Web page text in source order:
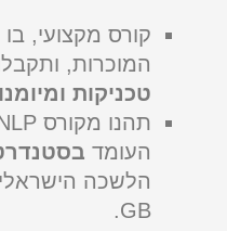
קורס מקצועי, בו
המוכרות,
טכניקות
העומד
GB.